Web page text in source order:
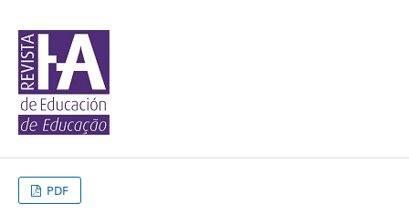
PDF